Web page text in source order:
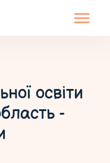
освіти
-